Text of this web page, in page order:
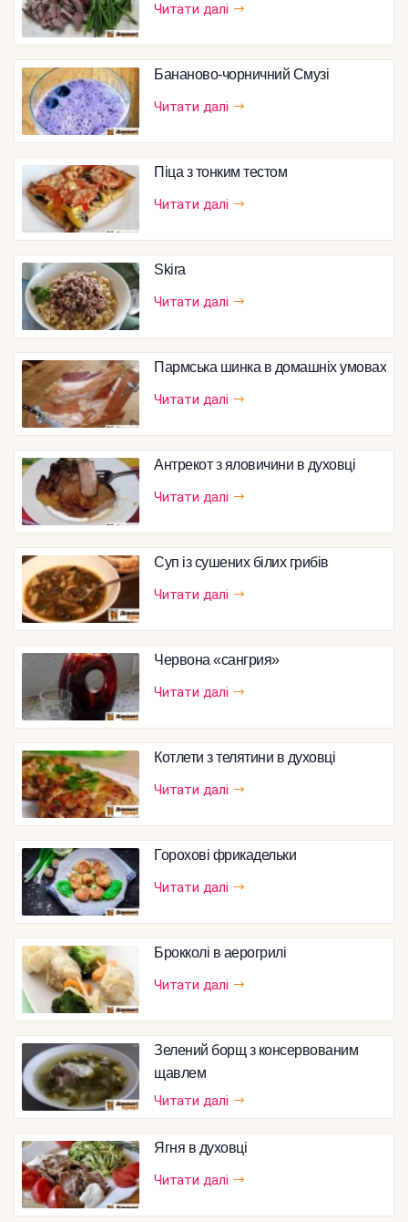
Читати далі
Бананово-чорничний Смузі
Читати далі
Піца з тонким тестом
Читати далі
Skira
Читати далі
Пармська шинка в домашніх умовах
Читати далі
Антрекот з яловичини в духовці
Читати далі
Суп із сушених білих грибів
Читати далі
Червона «сангрия»
Читати далі
Котлети з телятини в духовці
Читати далі
Горохові фрикадельки
Читати далі
Брокколі в аерогрилі
Читати далі
Зелений борщ з консервованим
щавлем
Читати далі
Ягня в духовці
Читати далі